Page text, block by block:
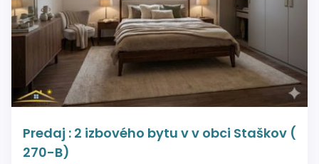
Predaj : 2 izbového bytu v v obci Staškov (
270-B)